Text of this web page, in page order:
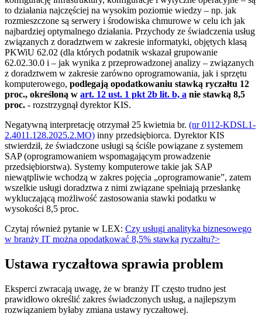
to działania najczęściej na wysokim poziomie wiedzy – np. jak
rozmieszczone są serwery i środowiska chmurowe w celu ich jak
najbardziej optymalnego działania. Przychody ze świadczenia usług
związanych z doradztwem w zakresie informatyki, objętych klasą
PKWiU 62.02 (dla których podatnik wskazał grupowanie
62.02.30.0 i – jak wynika z przeprowadzonej analizy – związanych
z doradztwem w zakresie zarówno oprogramowania, jak i sprzętu
komputerowego, podlegają opodatkowaniu stawką ryczałtu 12
proc., określoną w art. 12 ust. 1 pkt 2b lit. b, a nie stawką 8,5
proc. - rozstrzygnął dyrektor KIS.
Negatywną interpretację otrzymał 25 kwietnia br. (nr 0112-KDSL1-
2.4011.128.2025.2.MO) inny przedsiębiorca. Dyrektor KIS
stwierdził, że świadczone usługi są ściśle powiązane z systemem
SAP (oprogramowaniem wspomagającym prowadzenie
przedsiębiorstwa). Systemy komputerowe takie jak SAP
niewątpliwie wchodzą w zakres pojęcia „oprogramowanie”, zatem
wszelkie usługi doradztwa z nimi związane spełniają przesłankę
wykluczającą możliwość zastosowania stawki podatku w
wysokości 8,5 proc.
Czytaj również pytanie w LEX: Czy usługi analityka biznesowego
w branży IT można opodatkować 8,5% stawką ryczałtu?>
Ustawa ryczałtowa sprawia problem
Eksperci zwracają uwagę, że w branży IT często trudno jest
prawidłowo określić zakres świadczonych usług, a najlepszym
rozwiązaniem byłaby zmiana ustawy ryczałtowej.